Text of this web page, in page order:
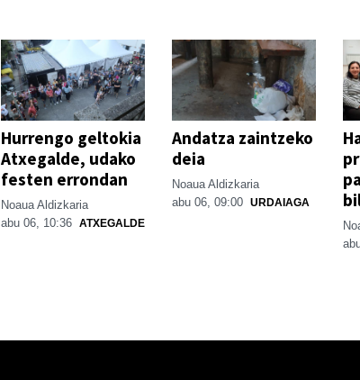
Hurrengo geltokia
Atxegalde, udako
festen errondan
Noaua Aldizkaria
abu 06, 10:36 ATXEGALDE
Andatza zaintzeko
deia
Noaua Aldizkaria
abu 06, 09:00 URDAIAGA